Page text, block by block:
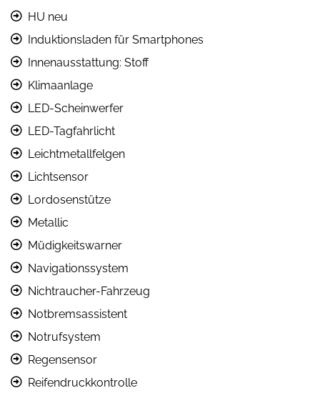
HU neu
Induktionsladen für Smartphones
Innenausstattung: Stoff
Klimaanlage
LED-Scheinwerfer
LED-Tagfahrlicht
Leichtmetallfelgen
Lichtsensor
Lordosenstütze
Metallic
Müdigkeitswarner
Navigationssystem
Nichtraucher-Fahrzeug
Notbremsassistent
Notrufsystem
Regensensor
Reifendruckkontrolle